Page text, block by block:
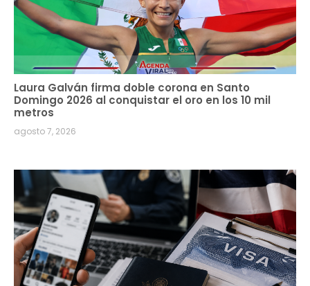
Laura Galván firma doble corona en Santo
Domingo 2026 al conquistar el oro en los 10 mil
metros
agosto 7, 2026